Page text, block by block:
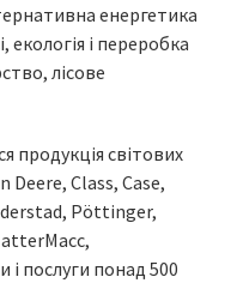
енергетика
і переробка
лісове
продукція світових
Class, Case,
Pöttinger,
послуги понад 500